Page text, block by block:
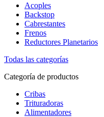
Acoples
Backstop
Cabrestantes
Frenos
Reductores Planetarios
Todas las categorías
Categoría de productos
Cribas
Trituradoras
Alimentadores